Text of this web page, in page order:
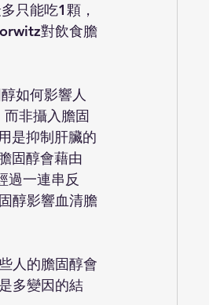
只能吃1顆，
對飲食膽
如何影響人
非攝入膽固
是抑制肝臟的
固醇會藉由
過一連串反
醇影響血清膽
人的膽固醇會
多變因的結